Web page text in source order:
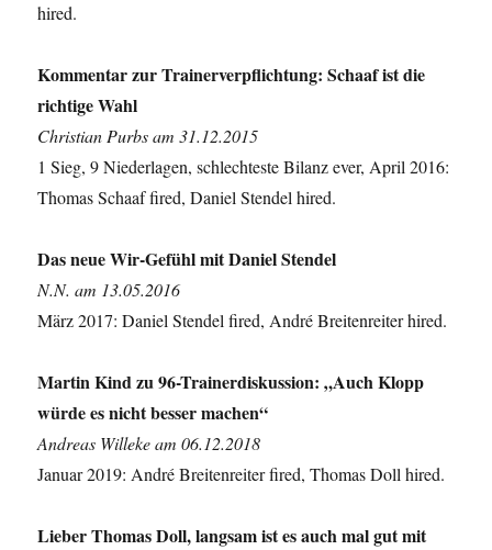
hired.
Kommentar zur Trainerverpflichtung: Schaaf ist die
richtige Wahl
Christian Purbs am 31.12.2015
1 Sieg, 9 Niederlagen, schlechteste Bilanz ever, April 2016:
Thomas Schaaf fired, Daniel Stendel hired.
Das neue Wir-Gefühl mit Daniel Stendel
N.N. am 13.05.2016
März 2017: Daniel Stendel fired, André Breitenreiter hired.
Martin Kind zu 96-Trainerdiskussion: „Auch Klopp
würde es nicht besser machen“
Andreas Willeke am 06.12.2018
Januar 2019: André Breitenreiter fired, Thomas Doll hired.
Lieber Thomas Doll, langsam ist es auch mal gut mit